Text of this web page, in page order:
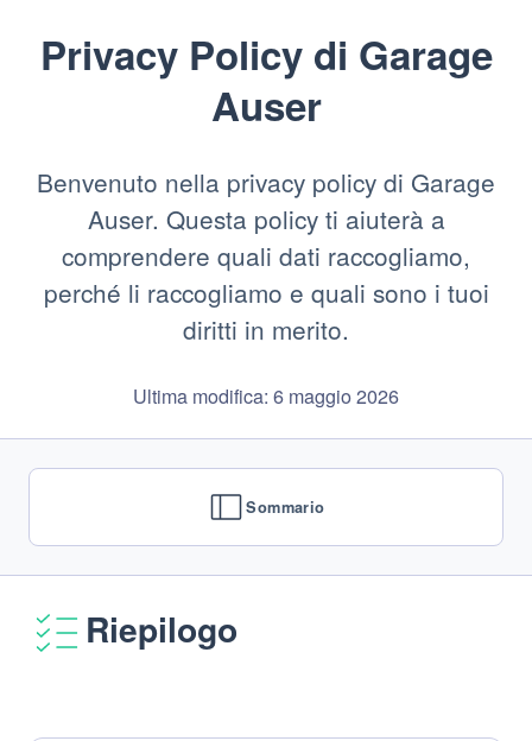
Privacy Policy di Garage
Auser
Benvenuto nella privacy policy di Garage
Auser. Questa policy ti aiuterà a
comprendere quali dati raccogliamo,
perché li raccogliamo e quali sono i tuoi
diritti in merito.
Ultima modifica: 6 maggio 2026
Sommario
Riepilogo